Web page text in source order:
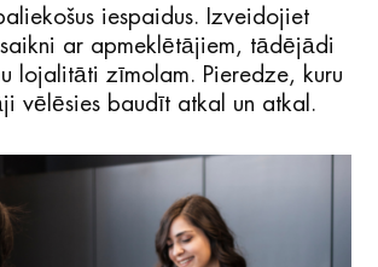
iespaidus. Izveidojiet
ar apmeklētājiem, tādējādi
lojalitāti zīmolam. Pieredze, kuru
vēlēsies baudīt atkal un atkal.